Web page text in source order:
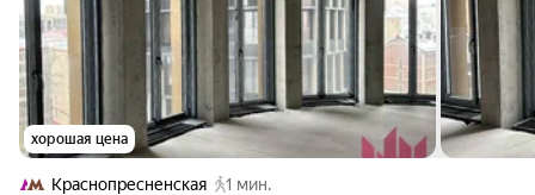
хорошая цена
Краснопресненская
1 мин.